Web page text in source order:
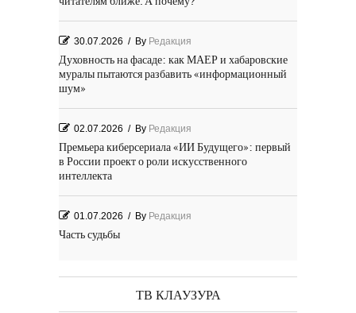
30.07.2026 / By Редакция
Духовность на фасаде: как МАЕР и хабаровские
муралы пытаются разбавить «информационный
шум»
02.07.2026 / By Редакция
Премьера киберсериала «ИИ Будущего»: первый
в России проект о роли искусственного
интеллекта
01.07.2026 / By Редакция
Часть судьбы
29.06.2026 / ByРедакция
День Победы! Посёлок Гидростроитель. 2026 год
ТВ КЛАУЗУРА